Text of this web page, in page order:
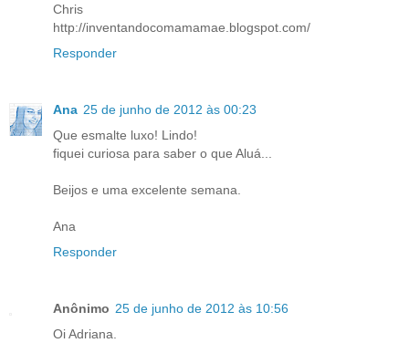
Chris
http://inventandocomamamae.blogspot.com/
Responder
Ana 25 de junho de 2012 às 00:23
Que esmalte luxo! Lindo!
fiquei curiosa para saber o que Aluá...
Beijos e uma excelente semana.
Ana
Responder
Anônimo 25 de junho de 2012 às 10:56
Oi Adriana.